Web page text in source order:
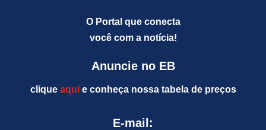
O Portal que conecta
você com a notícia!
Anuncie no EB
clique aquie conheça nossa tabela de preços
E-mail: